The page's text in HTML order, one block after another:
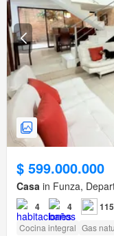
$ 599.000.000
Casa in Funza,
4 4
Cocina integral Gas